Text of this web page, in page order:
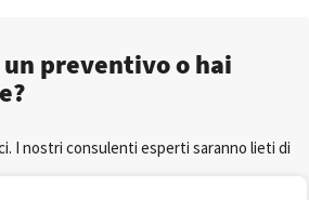
preventivo o hai
I nostri consulenti esperti saranno lieti di